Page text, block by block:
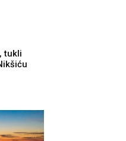
tukli